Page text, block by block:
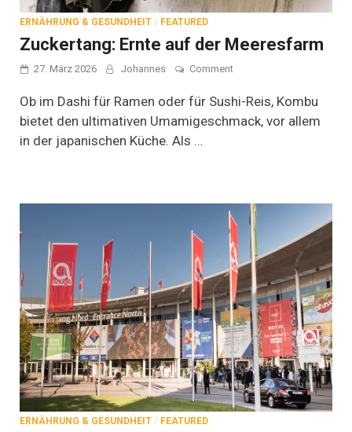
ERNÄHRUNG & GESUNDHEIT / FEATURED
Zuckertang: Ernte auf der Meeresfarm
27. März 2026 Johannes Commenton
Ernte
auf
der
Ob im Dashi für Ramen oder für Sushi-Reis, Kombu
bietet den ultimativen Umamigeschmack, vor allem
in der japanischen Küche. Als …
ERNÄHRUNG & GESUNDHEIT / FEATURED